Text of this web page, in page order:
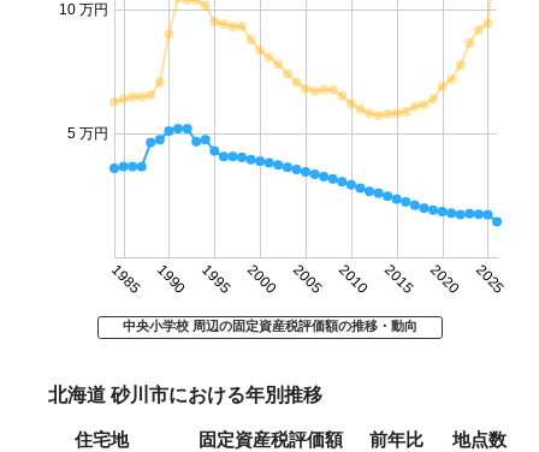
1985 1990 1995 2000 2005 2010 2015 2020 2025
5 万円
10 万円
中央小学校 周辺の固定資産税評価額の推移・動向
北海道 砂川市における年別推移
住宅地 固定資産税評価額 前年比 地点数